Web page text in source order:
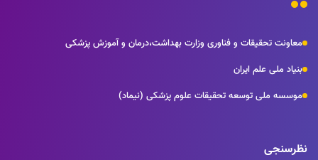
معاونت تحقیقات و فناوری وزارت بهداشت،درمان و آموزش پزشکی
بنیاد ملی علم ایران
موسسه ملی توسعه تحقیقات علوم پزشکی (نیماد)
نظرسنجی